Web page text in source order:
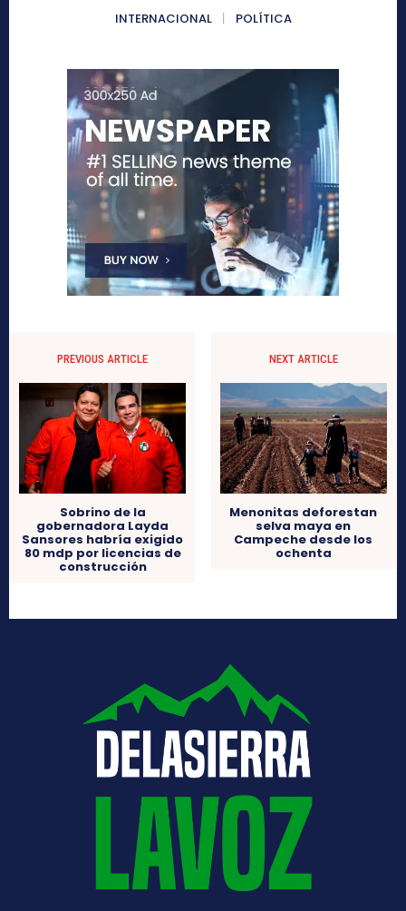
INTERNACIONAL
POLÍTICA
PREVIOUS ARTICLE
Sobrino de la
gobernadora Layda
Sansores habría exigido
80 mdp por licencias de
construcción
NEXT ARTICLE
Menonitas deforestan
selva maya en
Campeche desde los
ochenta